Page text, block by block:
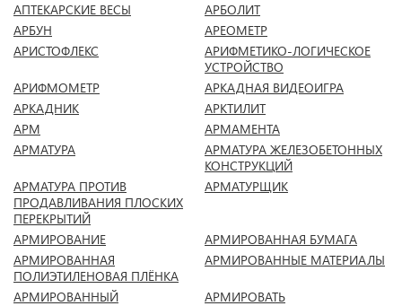
АПТЕКАРСКИЕ ВЕСЫ
АРБОЛИТ
АРБУН
АРЕОМЕТР
АРИСТОФЛЕКС
АРИФМЕТИКО-ЛОГИЧЕСКОЕ
УСТРОЙСТВО
АРИФМОМЕТР
АРКАДНАЯ ВИДЕОИГРА
АРКАДНИК
АРКТИЛИТ
АРМ
АРМАМЕНТА
АРМАТУРА
АРМАТУРА ЖЕЛЕЗОБЕТОННЫХ
КОНСТРУКЦИЙ
АРМАТУРА ПРОТИВ
ПРОДАВЛИВАНИЯ ПЛОСКИХ
ПЕРЕКРЫТИЙ
АРМАТУРЩИК
АРМИРОВАНИЕ
АРМИРОВАННАЯ БУМАГА
АРМИРОВАННАЯ
ПОЛИЭТИЛЕНОВАЯ ПЛЁНКА
АРМИРОВАННЫЕ МАТЕРИАЛЫ
АРМИРОВАННЫЙ
АРМИРОВАТЬ